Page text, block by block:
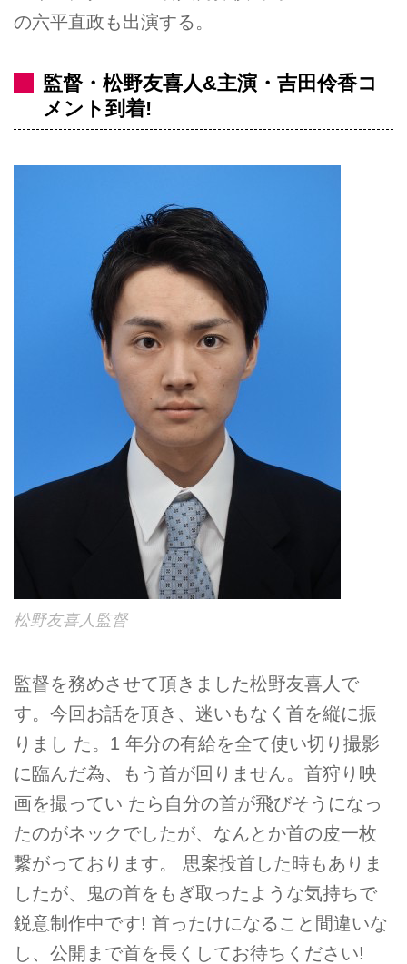
の六平直政も出演する。
監督・松野友喜人&主演・吉田伶香コ
メント到着!
松野友喜人監督
監督を務めさせて頂きました松野友喜人で
す。今回お話を頂き、迷いもなく首を縦に振
りまし た。1 年分の有給を全て使い切り撮影
に臨んだ為、もう首が回りません。首狩り映
画を撮ってい たら自分の首が飛びそうになっ
たのがネックでしたが、なんとか首の皮一枚
繋がっております。 思案投首した時もありま
したが、鬼の首をもぎ取ったような気持ちで
鋭意制作中です! 首ったけになること間違いな
し、公開まで首を長くしてお待ちください!